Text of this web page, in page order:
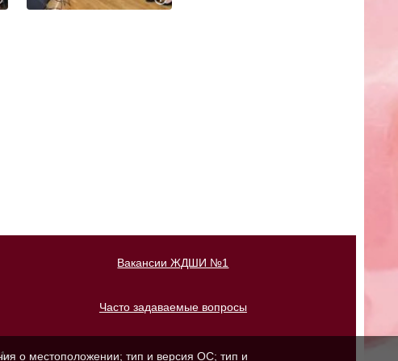
Вакансии ЖДШИ №1
Часто задаваемые вопросы
о местоположении; тип и версия ОС; тип и